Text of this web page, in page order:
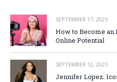
SEPTEMBER 17, 2025
How to Become
Online Potential
SEPTEMBER 12, 2025
Jennifer Lopez: